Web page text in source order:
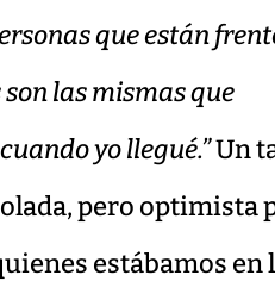
que están
las mismas que
yo llegué.”Un
pero optimista
estábamos en